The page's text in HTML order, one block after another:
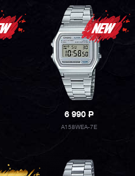
6 990P
A158WEA-7E